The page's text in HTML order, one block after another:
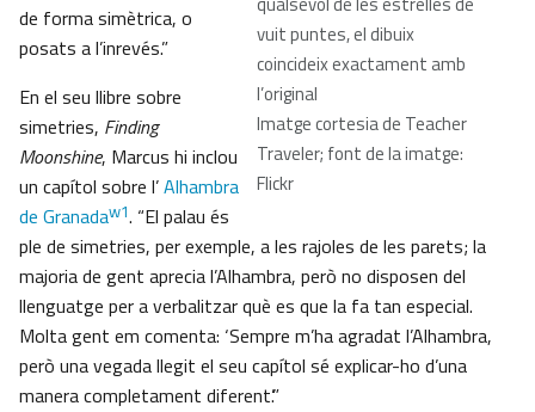
vuit puntes, el dibuix
coincideix exactament amb
l’original
Imatge cortesia de Teacher
Traveler; font de la imatge:
Flickr
de forma simètrica, o
posats a l’inrevés.”
En el seu llibre sobre
simetries, Finding
Moonshine, Marcus hi inclou
un capítol sobre l’Alhambra
de Granadaw1. “El palau és
ple de simetries, per exemple, a les rajoles de les parets; la
majoria de gent aprecia l’Alhambra, però no disposen del
llenguatge per a verbalitzar què es que la fa tan especial.
Molta gent em comenta: ‘Sempre m’ha agradat l’Alhambra,
però una vegada llegit el seu capítol sé explicar-ho d’una
manera completament diferent’.”